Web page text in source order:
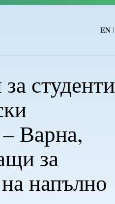
EN |
студенти
Варна,
за
напълно